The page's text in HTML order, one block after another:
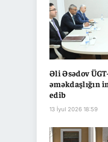
Əli Əsədov
əməkdaşlığın
edib
13 İyul 2026 18:59